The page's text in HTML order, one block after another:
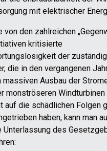
mit elektrischer
von den zahlreichen
kritisierte
der
die in den vergangenen
Ausbau der
monströseren Windturbinen
auf die schädlichen Folgen
haben, kann man
Unterlassung des